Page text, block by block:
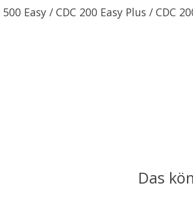
Easy / CDC 200 Easy Plus / CDC
Das